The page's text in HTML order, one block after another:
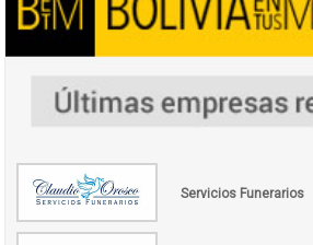
Servicios Funerarios